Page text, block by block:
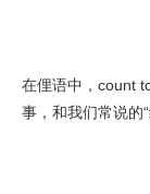
在俚语中，count
事，和我们常说的